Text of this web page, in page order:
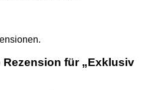
für „Exklusiv